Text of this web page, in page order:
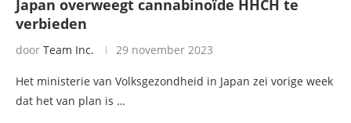
Japan overweegt cannabinoïde HHCH te
verbieden
door Team Inc. 29 november 2023
Het ministerie van Volksgezondheid in Japan zei vorige week
dat het van plan is …